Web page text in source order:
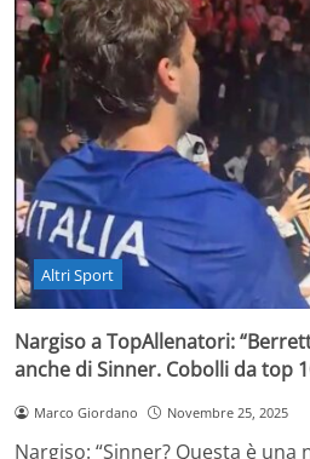
Altri Sport
Nargiso a TopAllenatori:
anche di Sinner. Cobolli da top
Marco Giordano Novembre 25, 2025
Nargiso: “Sinner? Questa è